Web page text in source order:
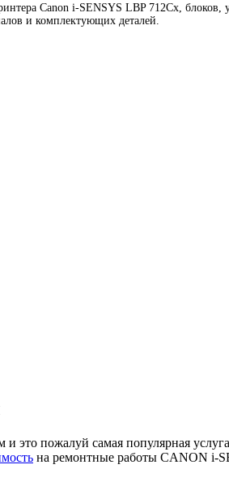
Canon i-SENSYS LBP 712Cx, блоков,
и комплектующих деталей.
пожалуй самая популярная
на ремонтные работы CANON i-